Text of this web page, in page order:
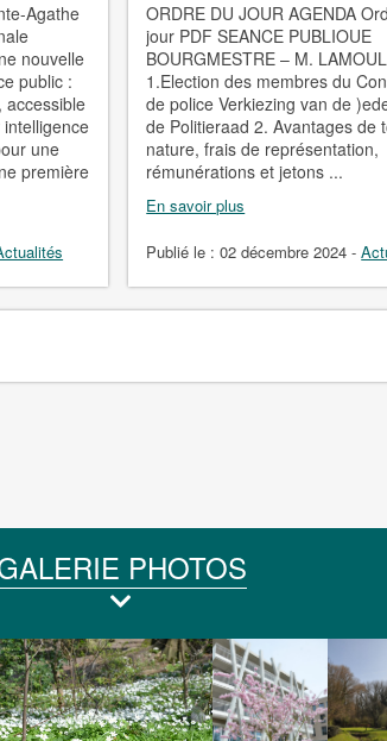
Agathe
nouvelle
public :
accessible
une
première
ORDRE DU JOUR AGENDA
jour PDF SEANCE PUBLIOUE
BOURGMESTRE – M.
1.Election des membres du
de police Verkiezing van de
de Politieraad 2. Avantages de
nature, frais de représentation,
rémunérations et jetons ...
En savoir plus
Publié le :02 décembre 2024 -
PHOTOS